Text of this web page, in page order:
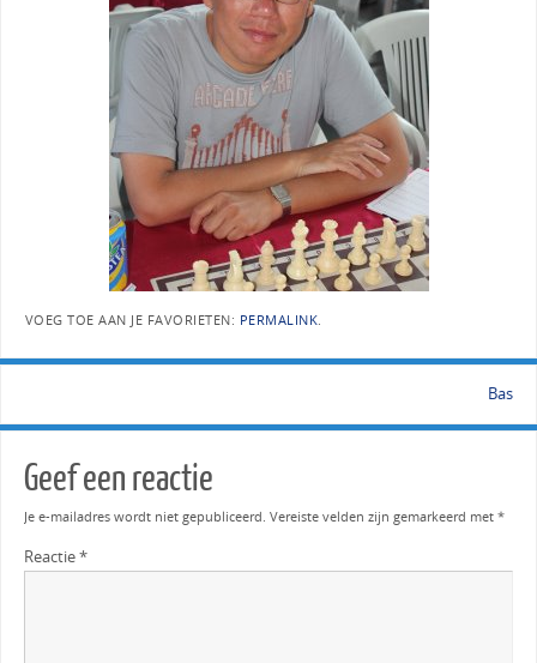
VOEG TOE AAN JE FAVORIETEN: PERMALINK
Bas
Geef een reactie
Je e-mailadres wordt niet gepubliceerd. Vereiste velden zijn gemarkeerd met *
Reactie*